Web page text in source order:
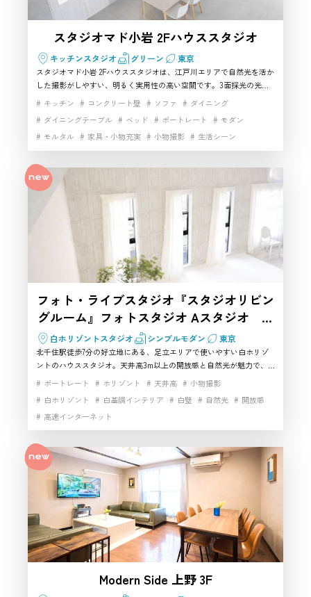
スタジオマド小岩 2Fハウススタジオ
キッチンスタジオ グリーン 東京
スタジオマド小岩 2Fハウススタジオは、江戸川エリアで自然光を活か
した撮影がしやすい、明るく実用性の高い空間です。3面採光の光が
入り、白壁とモルタル床が抜け感のある画づくりを支えてくれるた
め、ライフスタイル撮影やアパレル、商品撮影まで幅広く対応しやす
いのが魅力です。ダミーキッチンやベッド、家具、小物類も充実して
おり、生活シーンの再現にも向いています。江戸川で使い勝手のよい
ハウススタジオを探している方や、自然光と設備のバランスがよい撮
影スタジオを検討している方におすすめしやすい一軒です。
キッチン コンクリート壁 ソファ
ダイニング
ダイニングテーブル
ベッド ポートレート
モダン
モルタル
家具・小物充実 小物撮影
生活シーン
白基調インテリア
白壁 自然光
雑貨豊富
高速インターネット
フォト・ライブスタジオ『スタジオリビン
グルーム』フォトスタジオ Aスタジオ 白
ホリゾント
白ホリゾントスタジオ シンプルモダン 東京
北千住駅徒歩7分の好立地にある、足立エリアで使いやすい白ホリゾ
ントのハウススタジオ。天井高3m以上の開放感と自然光が魅力で、
遮光カーテン付きのため光量調整もしやすく、人物・物撮り・インタ
ておすすめです。PROFOTO中心の機材も揃い、足立で商用撮影まで
安心して任せられるハウススタジオを探す方におすすめ。
ポートレート ホリゾント 天井高
小物撮影
白ホリゾント
白基調インテリア 白壁 自然光
開放感
高速インターネット
Modern Side 上野 3F